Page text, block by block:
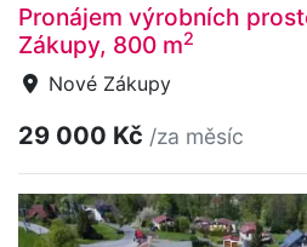
Pronájem výrobních
Zákupy, 800 m2
Nové Zákupy
29 000 Kč /za měsíc